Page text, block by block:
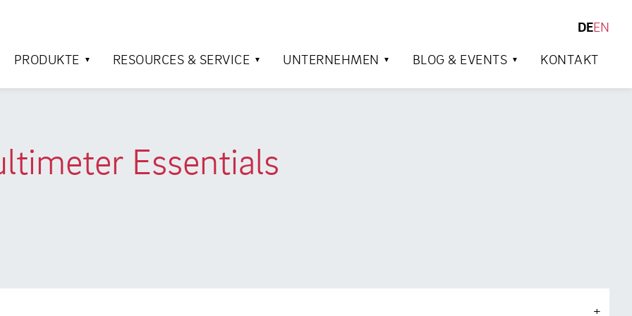
DEEN
PRODUKTE
RESOURCES & SERVICE UNTERNEHMEN BLOG & EVENTS KONTAKT
Essentials